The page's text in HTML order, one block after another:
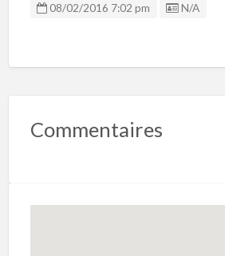
08/02/2016 7:02 pm Listing ID
N/A
Commentaires